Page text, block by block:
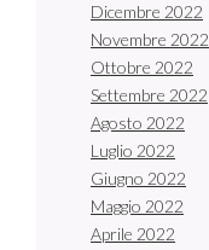
Dicembre 2022
Novembre 2022
Ottobre 2022
Settembre 2022
Agosto 2022
Luglio 2022
Giugno 2022
Maggio 2022
Aprile 2022